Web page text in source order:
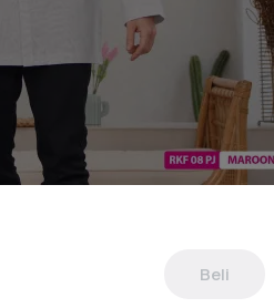
Beli